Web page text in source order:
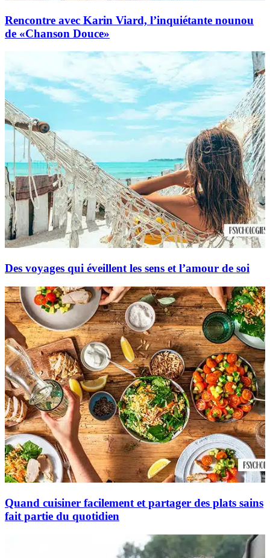
Rencontre avec Karin Viard, l’inquiétante nounou
de «Chanson Douce»
Des voyages qui éveillent les sens et l’amour de soi
Quand cuisiner facilement et partager des plats sains
fait partie du quotidien